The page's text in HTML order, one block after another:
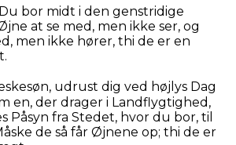
bor midt i den genstridige
at se med, men ikke ser, og
men ikke hører, thi de er en
udrust dig ved højlys Dag
en, der drager i Landflygtighed,
Påsyn fra Stedet, hvor du bor, til
de så får Øjnene op; thi de er